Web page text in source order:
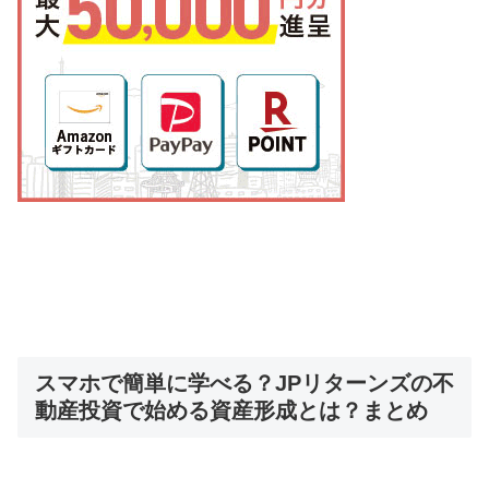
スマホで簡単に学べる？JPリターンズの不
動産投資で始める資産形成とは？まとめ